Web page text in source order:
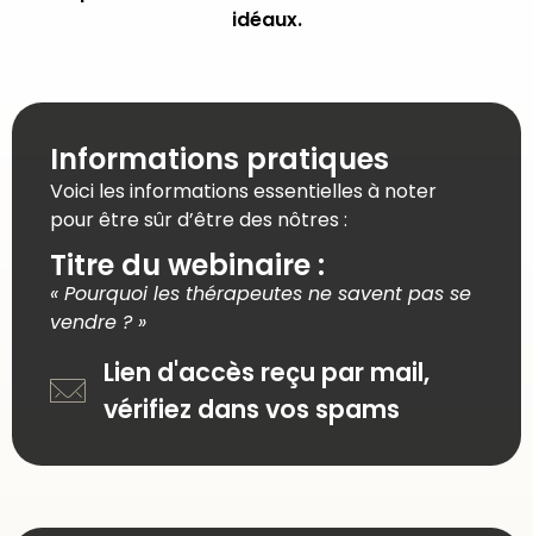
idéaux.
Informations pratiques
Voici les informations essentielles à noter
pour être sûr d’être des nôtres :
Titre du webinaire :
« Pourquoi les thérapeutes ne savent pas se
vendre ? »
Lien d'accès reçu par mail,
vérifiez dans vos spams